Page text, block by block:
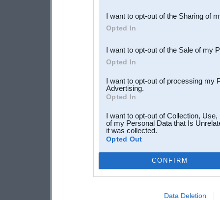
Downstream Participants
third parties.
I want to opt-out of the Sharing of
Opted In
I want to opt-out of the Sale of my
Opted In
I want to opt-out of processing my
Advertising.
Opted In
I want to opt-out of Collection,
of my Personal Data that Is
it was collected.
Opted Out
CONFIRM
Data Deletion